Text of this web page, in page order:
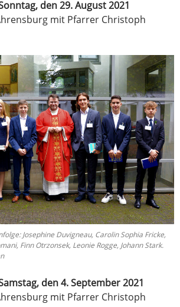
den 29. August 2021
mit Pfarrer Christoph
Josephine Duvigneau, Carolin Sophia Fricke,
Finn Otrzonsek, Leonie Rogge, Johann Stark.
den 4. September 2021
mit Pfarrer Christoph